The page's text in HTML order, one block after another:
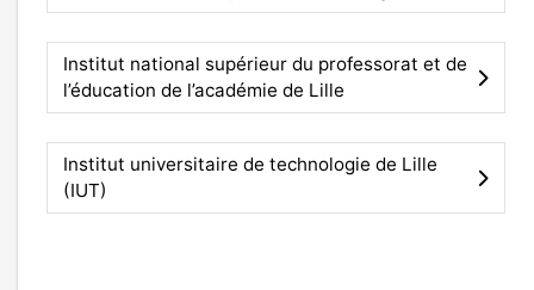
Institut national supérieur du professorat et de
l’éducation de l’académie de Lille
Institut universitaire de technologie de Lille
(IUT)